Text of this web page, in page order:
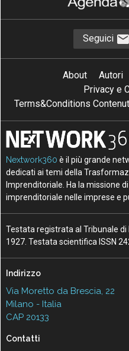
Seguici
About Autori
Privacy e
Terms&Conditions
Nextwork360 è il più grande
dedicati ai temi della
Imprenditoriale. Ha la missione
imprenditoriale nelle imprese e
Testata registrata al Tribunale
1927. Testata scientifica ISSN
Indirizzo
Via Moretto da Brescia, 22
Milano - Italia
CAP 20133
Contatti